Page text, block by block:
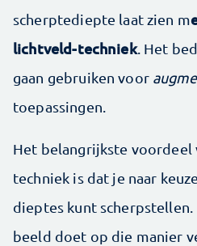
scherptediepte laat zien m
lichtveld-techniek. Het
gaan gebruiken voor
toepassingen.
Het belangrijkste voordeel
techniek is dat je naar
dieptes kunt
beeld doet op die manier